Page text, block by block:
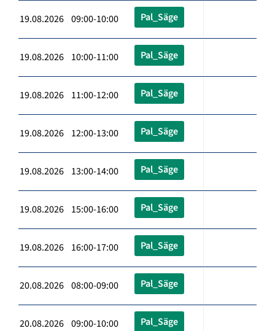
19.08.2026 09:00-10:00 Pal_Säge
19.08.2026 10:00-11:00 Pal_Säge
19.08.2026 11:00-12:00 Pal_Säge
19.08.2026 12:00-13:00 Pal_Säge
19.08.2026 13:00-14:00 Pal_Säge
19.08.2026 15:00-16:00 Pal_Säge
19.08.2026 16:00-17:00 Pal_Säge
20.08.2026 08:00-09:00 Pal_Säge
20.08.2026 09:00-10:00 Pal_Säge